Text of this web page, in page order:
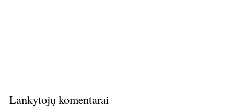
Lankytojų komentarai